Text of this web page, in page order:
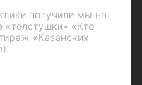
получили мы на
«Кто
«Казанских